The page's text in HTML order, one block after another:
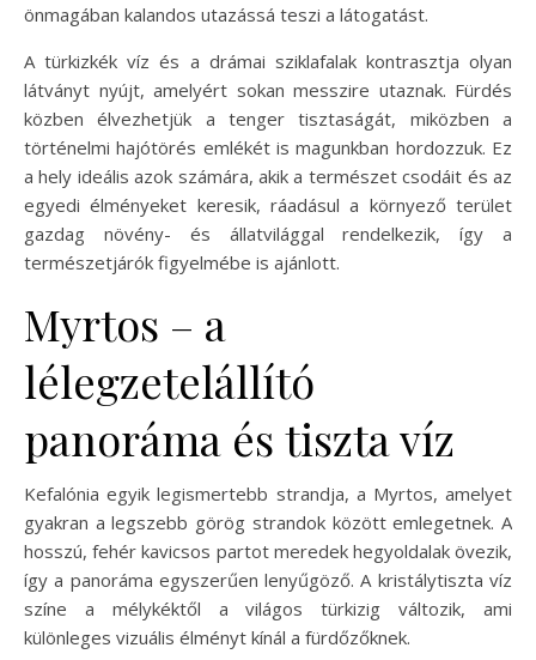
önmagában kalandos utazássá teszi a látogatást.
A türkizkék víz és a drámai sziklafalak kontrasztja olyan
látványt nyújt, amelyért sokan messzire utaznak. Fürdés
közben élvezhetjük a tenger tisztaságát, miközben a
történelmi hajótörés emlékét is magunkban hordozzuk. Ez
a hely ideális azok számára, akik a természet csodáit és az
egyedi élményeket keresik, ráadásul a környező terület
gazdag növény- és állatvilággal rendelkezik, így a
természetjárók figyelmébe is ajánlott.
Myrtos – a
lélegzetelállító
panoráma és tiszta víz
Kefalónia egyik legismertebb strandja, a Myrtos, amelyet
gyakran a legszebb görög strandok között emlegetnek. A
hosszú, fehér kavicsos partot meredek hegyoldalak övezik,
így a panoráma egyszerűen lenyűgöző. A kristálytiszta víz
színe a mélykéktől a világos türkizig változik, ami
különleges vizuális élményt kínál a fürdőzőknek.